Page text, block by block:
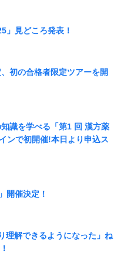
」見どころ発表！
初の合格者限定ツアーを開
識を学べる「第1 回 漢方薬
ンで初開催!本日より申込ス
開催決定！
理解できるようになった」ね